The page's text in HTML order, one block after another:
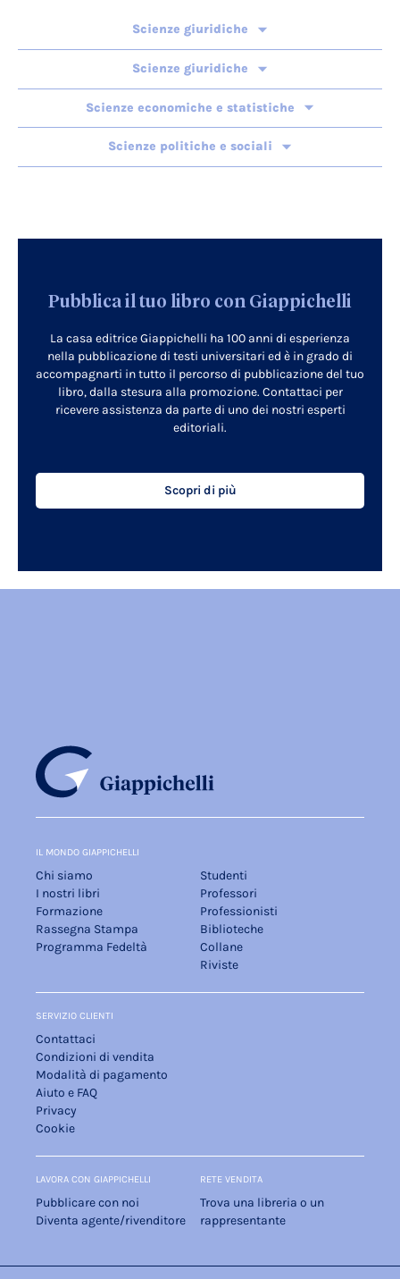
Scienze giuridiche
Scienze giuridiche
Scienze economiche e statistiche
Scienze politiche e sociali
Pubblica il tuo libro con Giappichelli
La casa editrice Giappichelli ha 100 anni di esperienza
nella pubblicazione di testi universitari ed è in grado di
accompagnarti in tutto il percorso di pubblicazione del tuo
libro, dalla stesura alla promozione. Contattaci per
ricevere assistenza da parte di uno dei nostri esperti
editoriali.
Scopri di più
IL MONDO GIAPPICHELLI
Chi siamo
I nostri libri
Formazione
Rassegna Stampa
Programma Fedeltà
Studenti
Professori
Professionisti
Biblioteche
Collane
Riviste
SERVIZIO CLIENTI
Contattaci
Condizioni di vendita
Modalità di pagamento
Aiuto e FAQ
Privacy
Cookie
LAVORA CON GIAPPICHELLI
Pubblicare con noi
Diventa agente/rivenditore
RETE VENDITA
Trova una libreria o un
rappresentante